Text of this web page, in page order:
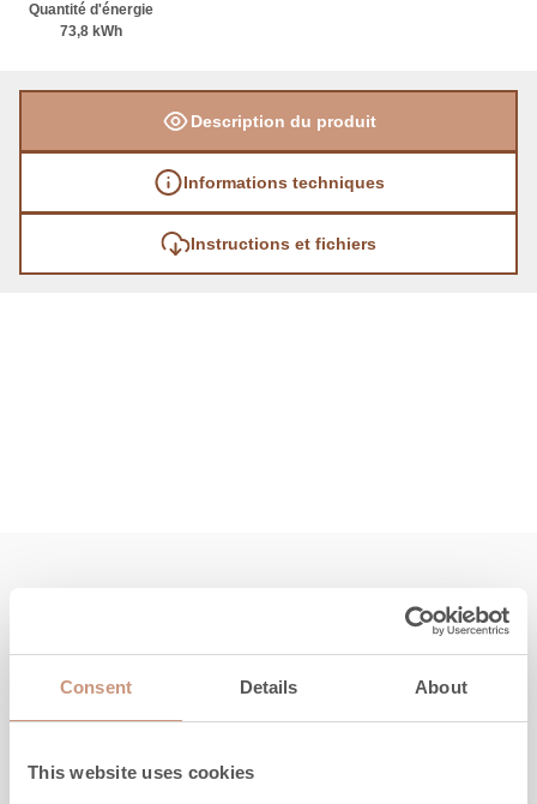
Consent Details About
This website uses cookies
Quantité d'énergie
73,8 kWh
Description du produit
Informations techniques
Instructions et fichiers
Découvrez aussi